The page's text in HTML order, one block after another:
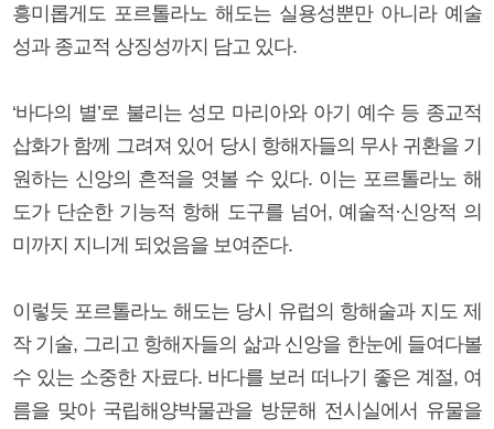
흥미롭게도 포르톨라노 해도는 실용성뿐만 아니라 예술
성과 종교적 상징성까지 담고 있다.
‘바다의 별’로 불리는 성모 마리아와 아기 예수 등 종교적
삽화가 함께 그려져 있어 당시 항해자들의 무사 귀환을 기
원하는 신앙의 흔적을 엿볼 수 있다. 이는 포르톨라노 해
도가 단순한 기능적 항해 도구를 넘어, 예술적·신앙적 의
미까지 지니게 되었음을 보여준다.
이렇듯 포르톨라노 해도는 당시 유럽의 항해술과 지도 제
작 기술, 그리고 항해자들의 삶과 신앙을 한눈에 들여다볼
수 있는 소중한 자료다. 바다를 보러 떠나기 좋은 계절, 여
름을 맞아 국립해양박물관을 방문해 전시실에서 유물을